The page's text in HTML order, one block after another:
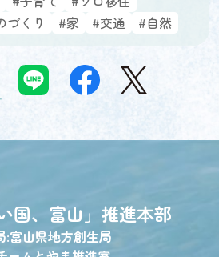
づくり #家 #交通 #自然
国、富山」 推進本部
:富山県地方創生局